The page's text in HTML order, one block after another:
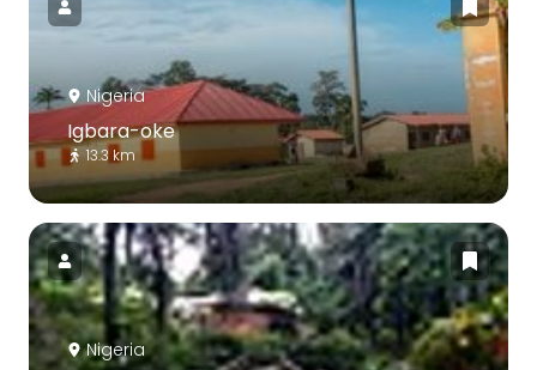
Nigeria
Igbara-oke
13.3 km
Nigeria